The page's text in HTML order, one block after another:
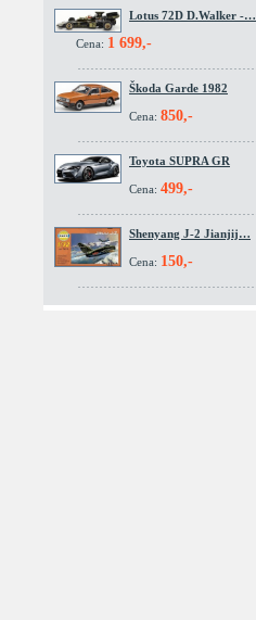
Lotus 72D D.Walker -…
Cena: 1 699,-
Škoda Garde 1982
Cena: 850,-
Toyota SUPRA GR
Cena: 499,-
Shenyang J-2 Jianjij…
Cena: 150,-